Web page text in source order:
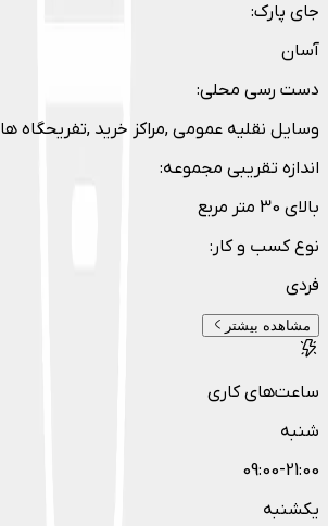
جای پارک:
آسان
دست رسی محلی:
وسایل نقلیه عمومی ,مراکز خرید ,تفریحگاه ها
اندازه تقریبی مجموعه:
بالای 30 متر مربع
نوع کسب و کار :
فردی
مشاهده بیشتر
ساعت‌های کاری
شنبه
09:00-21:00
یکشنبه